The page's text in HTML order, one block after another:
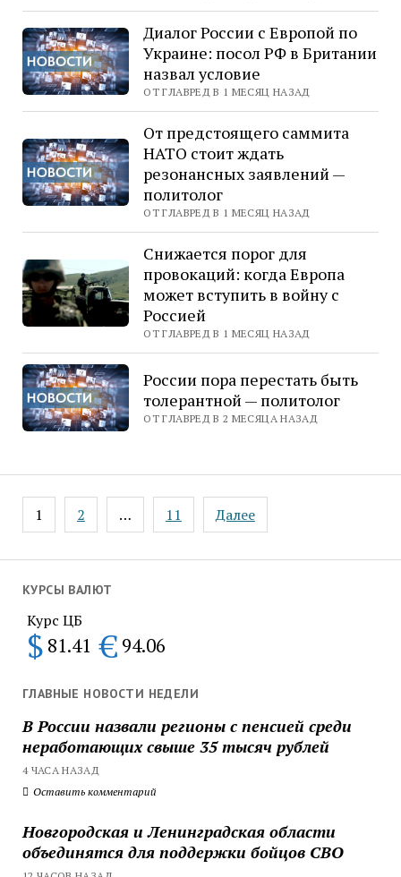
КУРСЫ ВАЛЮТ
Курс ЦБ
$ 81.41 € 94.06
ГЛАВНЫЕ НОВОСТИ НЕДЕЛИ
В России назвали регионы с пенсией среди
неработающих свыше 35 тысяч рублей
4 ЧАСА НАЗАД
Оставить комментарий
Новгородская и Ленинградская области
объединятся для поддержки бойцов СВО
Диалог России с Европой по
Украине: посол РФ в Британии
назвал условие
ОТ ГЛАВРЕД В 1 МЕСЯЦ НАЗАД
От предстоящего саммита
НАТО стоит ждать
резонансных заявлений —
политолог
ОТ ГЛАВРЕД В 1 МЕСЯЦ НАЗАД
Снижается порог для
провокаций: когда Европа
может вступить в войну с
Россией
ОТ ГЛАВРЕД В 1 МЕСЯЦ НАЗАД
России пора перестать быть
толерантной — политолог
ОТ ГЛАВРЕД В 2 МЕСЯЦА НАЗАД
Пагинация
записей
1 2 … 11 Далее